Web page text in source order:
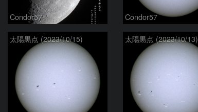
Condor57 Condor57
太陽黒点 (2023/10/15) 太陽黒点 (2023/10/13)